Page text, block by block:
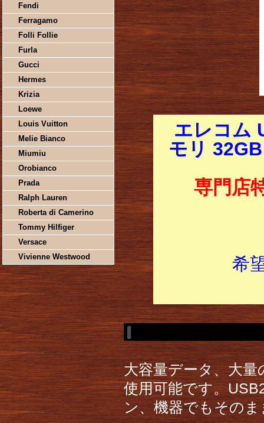
Fendi
Ferragamo
Folli Follie
Furla
Gucci
Hermes
Krizia
Loewe
Louis Vuitton
Melie Bianco
Miumiu
Orobianco
Prada
Ralph Lauren
Roberta di Camerino
Tommy Hilfiger
Versace
Vivienne Westwood
エレコム
モリ
専門店
希
大容量データ、大
使用可能です。
ン、機器でもその